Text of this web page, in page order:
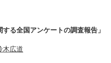
る全国アンケートの調査報告」
木広道